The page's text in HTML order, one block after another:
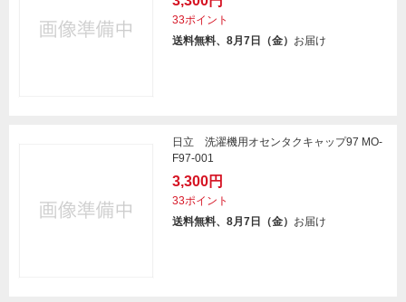
33ポイント
送料無料、8月7日（金） お届け
日立 洗濯機用オセンタクキャップ97 MO-
F97-001
3,300円
33ポイント
送料無料、8月7日（金） お届け